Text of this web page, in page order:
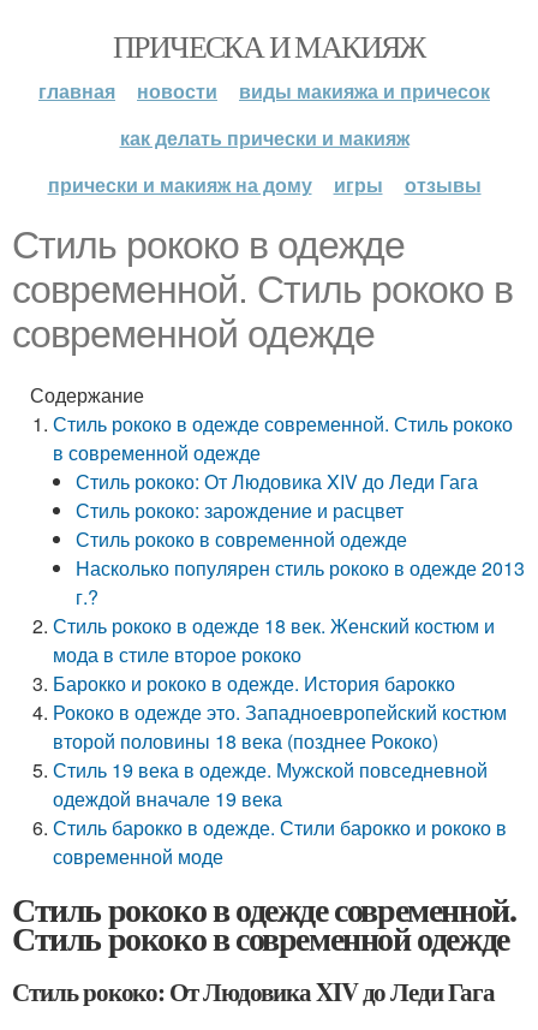
ПРИЧЕСКА И МАКИЯЖ
главная новости
виды макияжа и причесок
как делать прически и макияж
прически и макияж на дому
игры отзывы
Стиль рококо в одежде
современной. Стиль рококо в
современной одежде
Содержание
Стиль рококо в одежде современной. Стиль рококо
в современной одежде
Стиль рококо: От Людовика XIV до Леди Гага
Стиль рококо: зарождение и расцвет
Стиль рококо в современной одежде
Насколько популярен стиль рококо в одежде 2013
г.?
Стиль рококо в одежде 18 век. Женский костюм и
мода в стиле второе рококо
Барокко и рококо в одежде. История барокко
Рококо в одежде это. Западноевропейский костюм
второй половины 18 века (позднее Рококо)
Стиль 19 века в одежде. Мужской повседневной
одеждой вначале 19 века
Стиль барокко в одежде. Стили барокко и рококо в
современной моде
Стиль рококо в одежде современной.
Стиль рококо в современной одежде
Стиль рококо: От Людовика XIV до Леди Гага